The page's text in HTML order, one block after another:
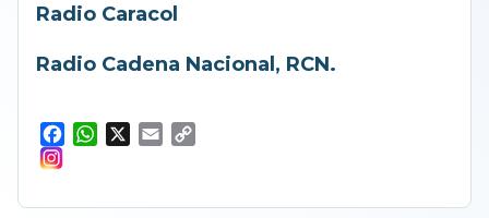
Radio Caracol
Radio Cadena Nacional, RCN.
F
e
W
t
X
E
i
y